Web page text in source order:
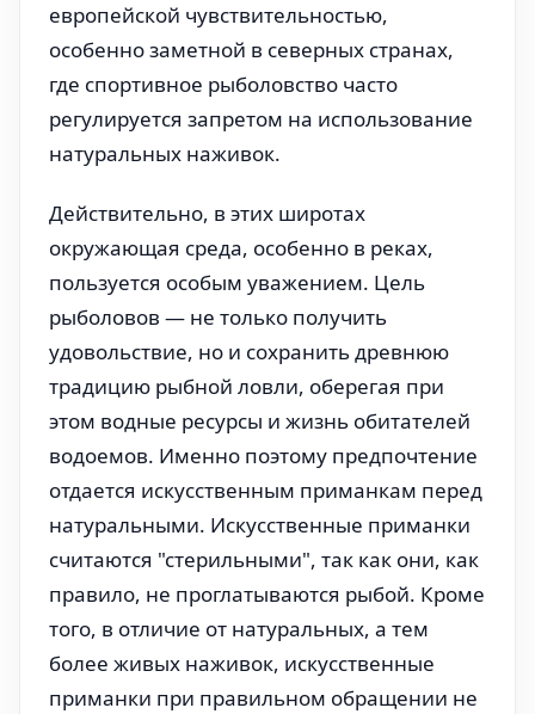
европейской чувствительностью,
особенно заметной в северных странах,
где спортивное рыболовство часто
регулируется запретом на использование
натуральных наживок.
Действительно, в этих широтах
окружающая среда, особенно в реках,
пользуется особым уважением. Цель
рыболовов — не только получить
удовольствие, но и сохранить древнюю
традицию рыбной ловли, оберегая при
этом водные ресурсы и жизнь обитателей
водоемов. Именно поэтому предпочтение
отдается искусственным приманкам перед
натуральными. Искусственные приманки
считаются "стерильными", так как они, как
правило, не проглатываются рыбой. Кроме
того, в отличие от натуральных, а тем
более живых наживок, искусственные
приманки при правильном обращении не